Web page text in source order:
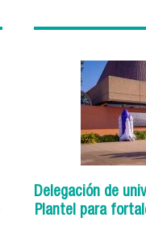
Delegación de
Plantel para